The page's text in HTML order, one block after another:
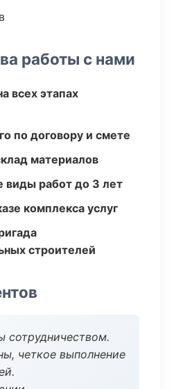
работы с нами
всех этапах
по договору и смете
материалов
виды работ до 3 лет
комплекса услуг
строителей
сотрудничеством.
четкое выполнение